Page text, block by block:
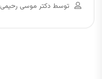
توسط دکتر موسی رحیمی